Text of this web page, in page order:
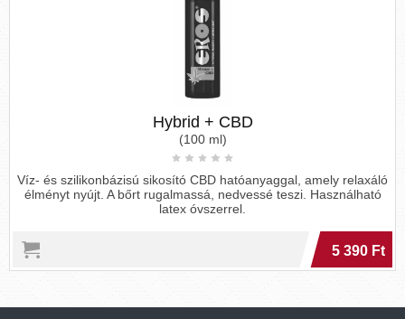
Hybrid + CBD
(100 ml)
Víz- és szilikonbázisú sikosító CBD hatóanyaggal, amely relaxáló
élményt nyújt. A bőrt rugalmassá, nedvessé teszi. Használható
latex óvszerrel.
5 390 Ft